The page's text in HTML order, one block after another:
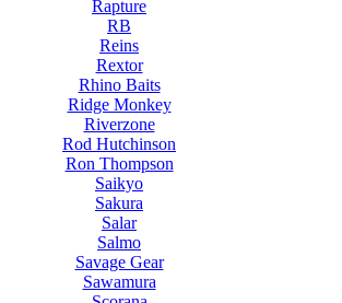
Rapture
RB
Reins
Rextor
Rhino Baits
Ridge Monkey
Riverzone
Rod Hutchinson
Ron Thompson
Saikyo
Sakura
Salar
Salmo
Savage Gear
Sawamura